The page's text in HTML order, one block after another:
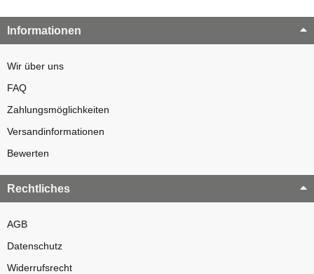
Informationen
Wir über uns
FAQ
Zahlungsmöglichkeiten
Versandinformationen
Bewerten
Rechtliches
AGB
Datenschutz
Widerrufsrecht